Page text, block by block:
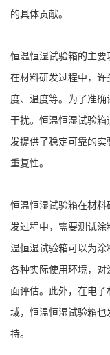
的具体贡献。
恒温恒湿试验箱的主要
在材料研发过程中，
度、温度等。为了准
干扰。恒温恒湿试验
发提供了稳定可靠的
重复性。
恒温恒湿试验箱在材
发过程中，需要测试
温恒湿试验箱可以为
各种实际使用环境，
面评估。此外，在电
域，恒温恒湿试验箱
持。